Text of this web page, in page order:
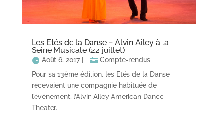
Les Etés de la Danse – Alvin Ailey à la
Seine Musicale (22 juillet)
Août 6, 2017|
Compte-rendus
Pour sa 13ème édition, les Etés de la Danse
recevaient une compagnie habituée de
l’événement, l’Alvin Ailey American Dance
Theater.